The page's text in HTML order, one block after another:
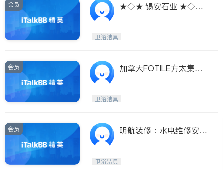
会员
★◇★ 锡安石业 ★◇★
卫浴洁具
会员
加拿大FOTILE方太集团
卫浴洁具
会员
明航装修：水电维修安
卫浴洁具